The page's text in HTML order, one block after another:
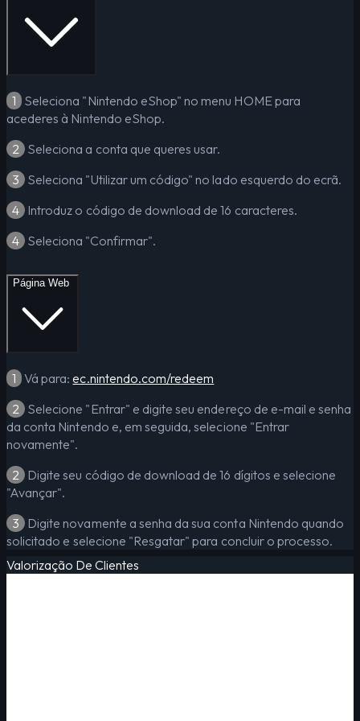
1 Seleciona "Nintendo eShop" no menu HOME para
acederes à Nintendo eShop.
2 Seleciona a conta que queres usar.
3 Seleciona "Utilizar um código" no lado esquerdo do ecrã.
4 Introduz o código de download de 16 caracteres.
4 Seleciona "Confirmar".
Página Web
1 Vá para:ec.nintendo.com/redeem
2 Selecione "Entrar" e digite seu endereço de e-mail e senha
da conta Nintendo e, em seguida, selecione "Entrar
novamente".
2 Digite seu código de download de 16 dígitos e selecione
"Avançar".
3 Digite novamente a senha da sua conta Nintendo quando
solicitado e selecione "Resgatar" para concluir o processo.
Valorização De Clientes